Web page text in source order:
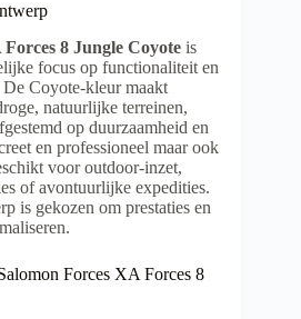
8 Jungle Coyote is
focus op functionaliteit en
De Coyote-kleur maakt
natuurlijke terreinen,
op duurzaamheid en
en professioneel maar ook
voor outdoor-inzet,
of avontuurlijke expedities.
is gekozen om prestaties en
Forces XA Forces 8